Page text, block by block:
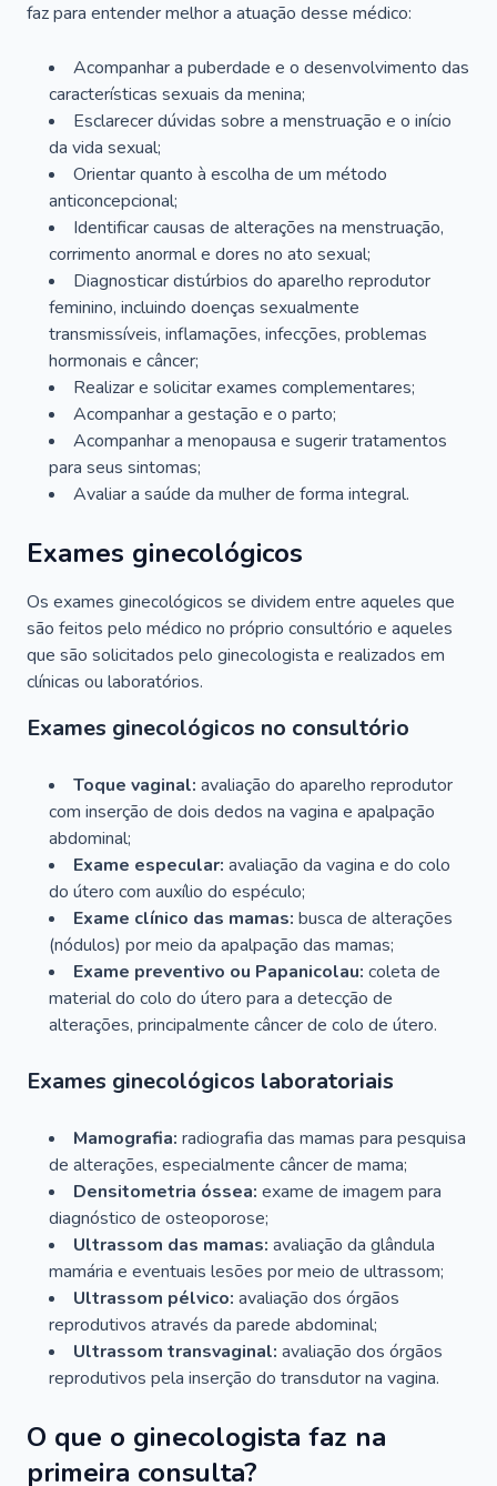
faz para entender melhor a atuação desse médico:
Acompanhar a puberdade e o desenvolvimento das
características sexuais da menina;
Esclarecer dúvidas sobre a menstruação e o início
da vida sexual;
Orientar quanto à escolha de um método
anticoncepcional;
Identificar causas de alterações na menstruação,
corrimento anormal e dores no ato sexual;
Diagnosticar distúrbios do aparelho reprodutor
feminino, incluindo doenças sexualmente
transmissíveis, inflamações, infecções, problemas
hormonais e câncer;
Realizar e solicitar exames complementares;
Acompanhar a gestação e o parto;
Acompanhar a menopausa e sugerir tratamentos
para seus sintomas;
Avaliar a saúde da mulher de forma integral.
Exames ginecológicos
Os exames ginecológicos se dividem entre aqueles que
são feitos pelo médico no próprio consultório e aqueles
que são solicitados pelo ginecologista e realizados em
clínicas ou laboratórios.
Exames ginecológicos no consultório
Toque vaginal: avaliação do aparelho reprodutor
com inserção de dois dedos na vagina e apalpação
abdominal;
Exame especular: avaliação da vagina e do colo
do útero com auxílio do espéculo;
Exame clínico das mamas: busca de alterações
(nódulos) por meio da apalpação das mamas;
Exame preventivo ou Papanicolau: coleta de
material do colo do útero para a detecção de
alterações, principalmente câncer de colo de útero.
Exames ginecológicos laboratoriais
Mamografia: radiografia das mamas para pesquisa
de alterações, especialmente câncer de mama;
Densitometria óssea: exame de imagem para
diagnóstico de osteoporose;
Ultrassom das mamas: avaliação da glândula
mamária e eventuais lesões por meio de ultrassom;
Ultrassom pélvico: avaliação dos órgãos
reprodutivos através da parede abdominal;
Ultrassom transvaginal: avaliação dos órgãos
reprodutivos pela inserção do transdutor na vagina.
O que o ginecologista faz na
primeira consulta?